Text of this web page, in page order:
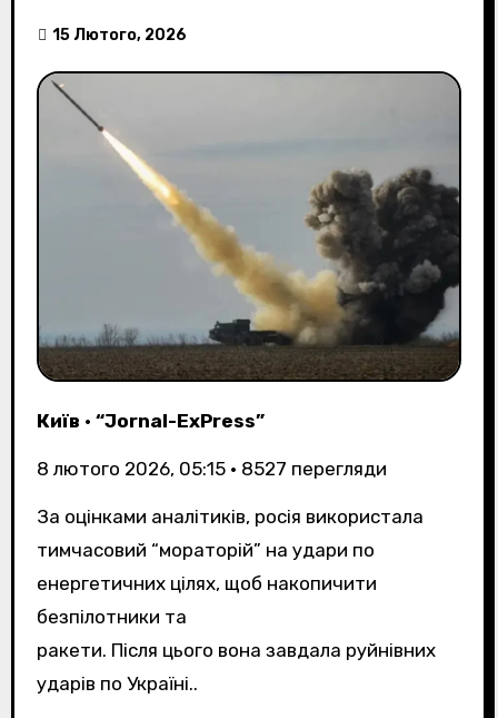
15 Лютого, 2026
Київ • “Jornal-ExPress”
8 лютого 2026, 05:15• 8527 перегляди
За оцінками аналітиків, росія використала
тимчасовий “мораторій” на удари по
енергетичних цілях, щоб накопичити
безпілотники та
ракети. Після цього вона завдала руйнівних
ударів по Україні..